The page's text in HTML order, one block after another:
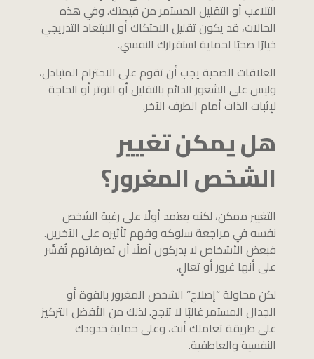
التلاعب أو التقليل المستمر من قيمتك. وفي هذه
الحالات، قد يكون تقليل الاحتكاك أو الابتعاد التدريجي
خيارًا صحيًا لحماية استقرارك النفسي.
العلاقات الصحية يجب أن تقوم على الاحترام المتبادل،
وليس على الشعور الدائم بالتقليل أو التوتر أو الحاجة
لإثبات الذات أمام الطرف الآخر.
هل يمكن تغيير
الشخص المغرور؟
التغيير ممكن، لكنه يعتمد أولًا على رغبة الشخص
نفسه في مراجعة سلوكه وفهم تأثيره على الآخرين.
فبعض الأشخاص لا يدركون أصلًا أن تصرفاتهم تُفسَّر
على أنها غرور أو تعالٍ.
لكن محاولة “إصلاح” الشخص المغرور بالقوة أو
الجدال المستمر غالبًا لا تنجح. لذلك من الأفضل التركيز
على طريقة تعاملك أنت، وعلى حماية حدودك
النفسية والعاطفية.